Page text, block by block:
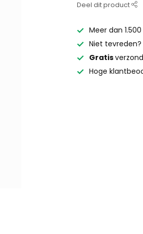
Deel dit product
Meer dan
Niet
Gratis
Hoge